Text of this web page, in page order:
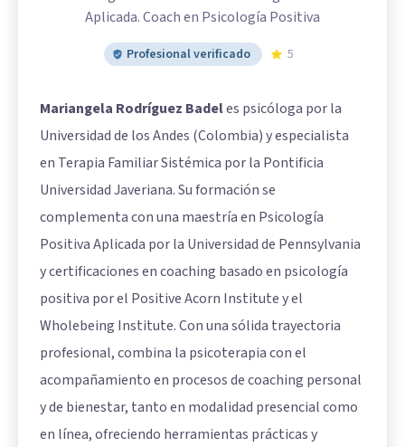
Aplicada. Coach en Psicología Positiva
Profesional verificado 5
Mariangela Rodríguez Badeles psicóloga por la
Universidad de los Andes (Colombia) y especialista
en Terapia Familiar Sistémica por la Pontificia
Universidad Javeriana. Su formación se
complementa con una maestría en Psicología
Positiva Aplicada por la Universidad de Pennsylvania
y certificaciones en coaching basado en psicología
positiva por el Positive Acorn Institute y el
Wholebeing Institute. Con una sólida trayectoria
profesional, combina la psicoterapia con el
acompañamiento en procesos de coaching personal
y de bienestar, tanto en modalidad presencial como
en línea, ofreciendo herramientas prácticas y